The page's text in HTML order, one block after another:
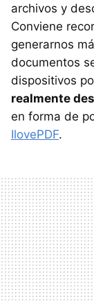
archivos y
Conviene
generarnos
documentos
dispositivos
realmente
en forma de
IlovePDF.